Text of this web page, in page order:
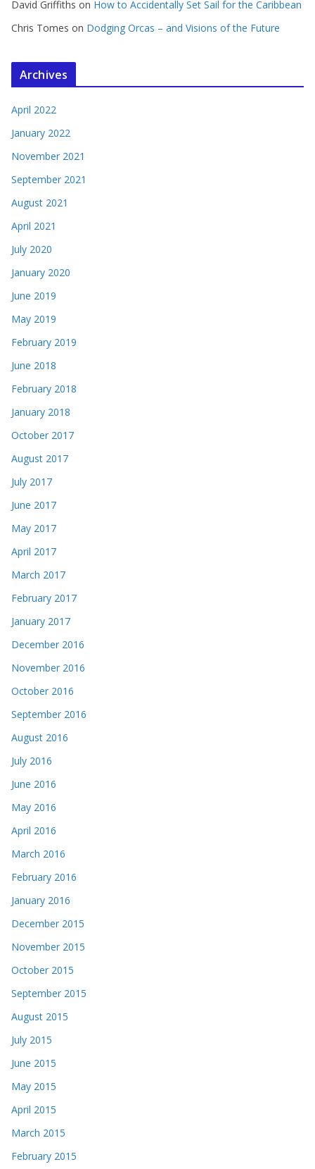
David Griffiths on How to Accidentally Set Sail for the Caribbean
Chris Tomes on Dodging Orcas – and Visions of the Future
Archives
April 2022
January 2022
November 2021
September 2021
August 2021
April 2021
July 2020
January 2020
June 2019
May 2019
February 2019
June 2018
February 2018
January 2018
October 2017
August 2017
July 2017
June 2017
May 2017
April 2017
March 2017
February 2017
January 2017
December 2016
November 2016
October 2016
September 2016
August 2016
July 2016
June 2016
May 2016
April 2016
March 2016
February 2016
January 2016
December 2015
November 2015
October 2015
September 2015
August 2015
July 2015
June 2015
May 2015
April 2015
March 2015
February 2015